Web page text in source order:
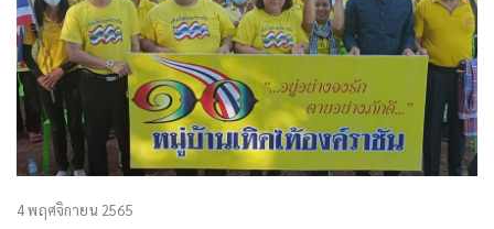
4 พฤศจิกายน 2565